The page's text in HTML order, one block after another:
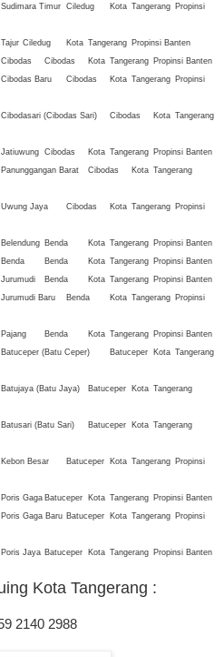
Sudimara Timur Ciledug Kota Tangerang Propinsi
Tajur Ciledug Kota Tangerang Propinsi Banten
Cibodas Cibodas Kota Tangerang Propinsi Banten
Cibodas Baru Cibodas Kota Tangerang Propinsi
Cibodasari (Cibodas Sari) Cibodas Kota Tangerang
Jatiuwung Cibodas Kota Tangerang Propinsi Banten
Panunggangan Barat Cibodas Kota Tangerang
Uwung Jaya Cibodas Kota Tangerang Propinsi
Belendung Benda Kota Tangerang Propinsi Banten
Benda Benda Kota Tangerang Propinsi Banten
Jurumudi Benda Kota Tangerang Propinsi Banten
Jurumudi Baru Benda Kota Tangerang Propinsi
Pajang Benda Kota Tangerang Propinsi Banten
Batuceper (Batu Ceper) Batuceper Kota Tangerang
Batujaya (Batu Jaya) Batuceper Kota Tangerang
Batusari (Batu Sari) Batuceper Kota Tangerang
Kebon Besar Batuceper Kota Tangerang Propinsi
Poris Gaga Batuceper Kota Tangerang Propinsi Banten
Poris Gaga Baru Batuceper Kota Tangerang Propinsi
Poris Jaya Batuceper Kota Tangerang Propinsi Banten
Kota Tangerang :
2140 2988